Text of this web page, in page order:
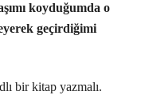
koyduğumda o
geçirdiğimi
bir kitap yazmalı.